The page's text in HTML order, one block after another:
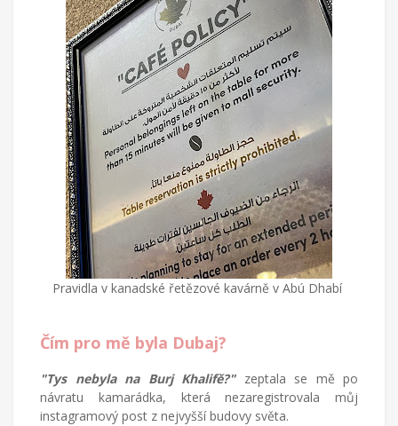
Pravidla v kanadské řetězové kavárně v Abú Dhabí
Čím pro mě byla Dubaj?
"Tys nebyla na Burj Khalifě?" zeptala se mě po
návratu kamarádka, která nezaregistrovala můj
instagramový post z nejvyšší budovy světa.